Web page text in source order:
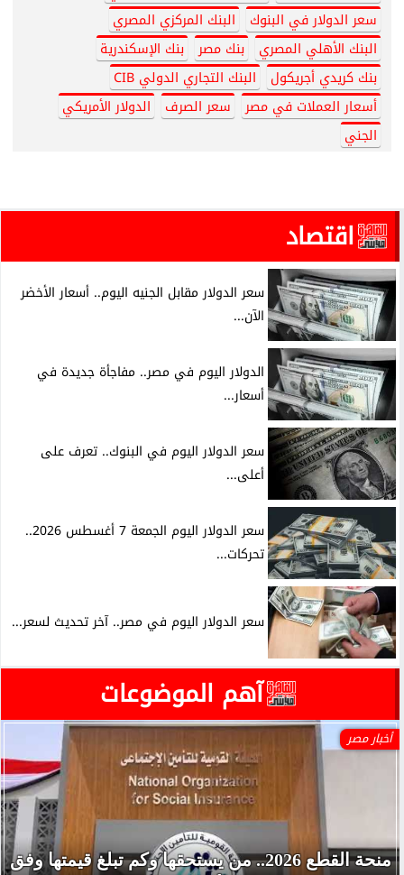
سعر الدولار في البنوك
البنك المركزي المصري
البنك الأهلي المصري
بنك مصر
بنك الإسكندرية
بنك كريدي أجريكول
البنك التجاري الدولي CIB
أسعار العملات في مصر
سعر الصرف
الدولار الأمريكي
الجني
اقتصاد
سعر الدولار مقابل الجنيه اليوم.. أسعار الأخضر
الآن...
الدولار اليوم في مصر.. مفاجأة جديدة في
أسعار...
سعر الدولار اليوم في البنوك.. تعرف على
أعلى...
سعر الدولار اليوم الجمعة 7 أغسطس 2026..
تحركات...
سعر الدولار اليوم في مصر.. آخر تحديث لسعر...
آهم الموضوعات
أخبار مصر
منحة القطع 2026.. من يستحقها وكم تبلغ قيمتها وفق